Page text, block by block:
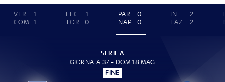
VER
1
COM
1
LEC
1
TOR
0
PAR
0
NAP
0
INT
2
LAZ
2
SERIE A
GIORNATA 37 - DOM 18 MAG
FINE